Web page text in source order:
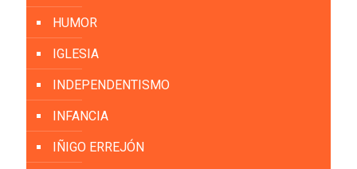
HUMOR
IGLESIA
INDEPENDENTISMO
INFANCIA
IÑIGO ERREJÓN